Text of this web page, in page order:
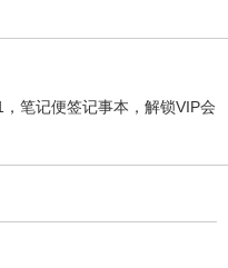
笔记便签记事本，解锁VIP会